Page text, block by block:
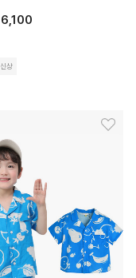
6,100
신상